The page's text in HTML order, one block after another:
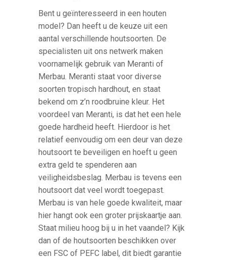
Bent u geïnteresseerd in een houten
model? Dan heeft u de keuze uit een
aantal verschillende houtsoorten. De
specialisten uit ons netwerk maken
voornamelijk gebruik van Meranti of
Merbau. Meranti staat voor diverse
soorten tropisch hardhout, en staat
bekend om z’n roodbruine kleur. Het
voordeel van Meranti, is dat het een hele
goede hardheid heeft. Hierdoor is het
relatief eenvoudig om een deur van deze
houtsoort te beveiligen en hoeft u geen
extra geld te spenderen aan
veiligheidsbeslag. Merbau is tevens een
houtsoort dat veel wordt toegepast.
Merbau is van hele goede kwaliteit, maar
hier hangt ook een groter prijskaartje aan.
Staat milieu hoog bij u in het vaandel? Kijk
dan of de houtsoorten beschikken over
een FSC of PEFC label, dit biedt garantie